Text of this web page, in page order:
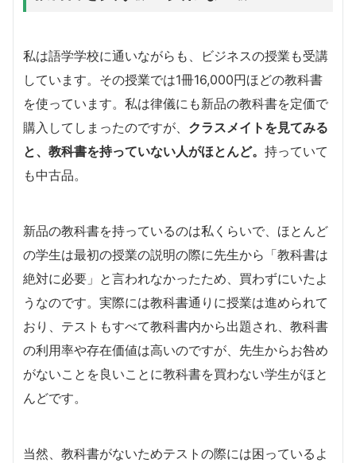
私は語学学校に通いながらも、ビジネスの授業も受講
しています。その授業では1冊16,000円ほどの教科書
を使っています。私は律儀にも新品の教科書を定価で
購入してしまったのですが、 クラスメイトを見てみる
と、教科書を持っていない人がほとんど。 持っていて
も中古品。
新品の教科書を持っているのは私くらいで、ほとんど
の学生は最初の授業の説明の際に先生から「教科書は
絶対に必要」と言われなかったため、買わずにいたよ
うなのです。実際には教科書通りに授業は進められて
おり、テストもすべて教科書内から出題され、教科書
の利用率や存在価値は高いのですが、先生からお咎め
がないことを良いことに教科書を買わない学生がほと
んどです。
当然、教科書がないためテストの際には困っているよ